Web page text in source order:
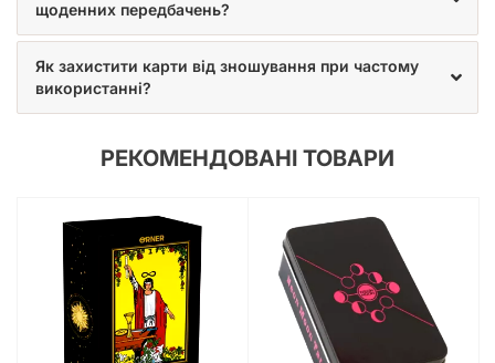
щоденних передбачень?
Як захистити карти від зношування при частому
використанні?
РЕКОМЕНДОВАНІ ТОВАРИ